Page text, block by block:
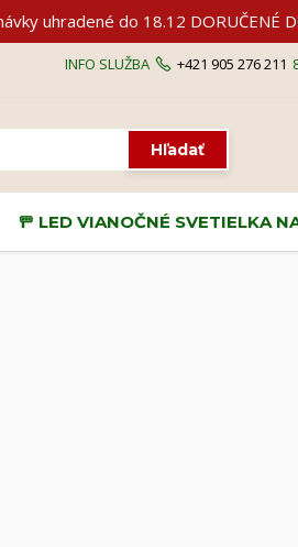
uhradené do 18.12 DORUČENÉ
Hľadať
INFO SLUŽBA +421 905 276 211
🚥 LED VIANOČNÉ SVETIELKA